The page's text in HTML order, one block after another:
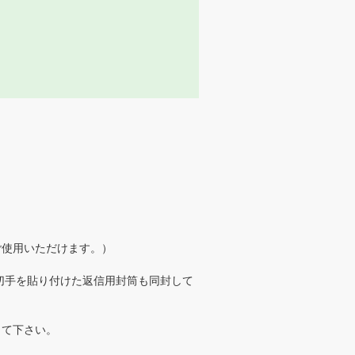
用いただけます。）
を貼り付けた返信用封筒も同封して
下さい。